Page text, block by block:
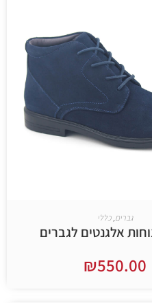
גברים כללי
אלגנטים לגברים
₪550.00